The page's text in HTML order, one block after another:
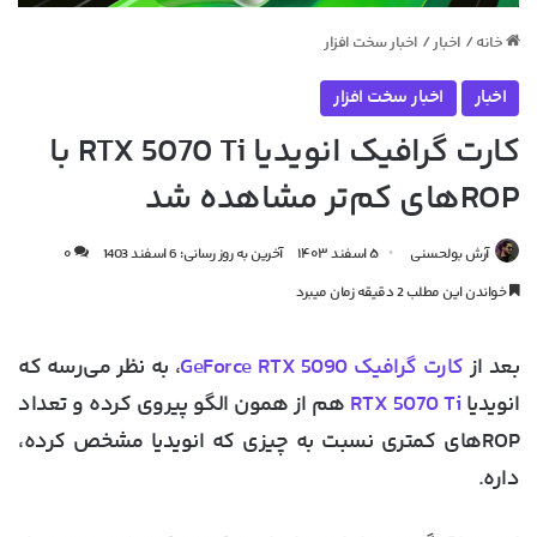
خانه / اخبار / اخبار سخت افزار
اخبار اخبار سخت افزار
کارت گرافیک انویدیا RTX 5070 Ti با
ROPهای کم‌تر مشاهده شد
آرش بولحسنی ۵ اسفند ۱۴۰۳ آخرین به روز رسانی: 6 اسفند 1403
۰
خواندن این مطلب 2 دقیقه زمان میبرد
بعد ازکارت گرافیک GeForce RTX 5090
، به نظر می‌رسه که
انویدیاRTX 5070 Ti هم از همون الگو پیروی کرده و تعداد
ROPهای کمتری نسبت به چیزی که انویدیا مشخص کرده،
داره.